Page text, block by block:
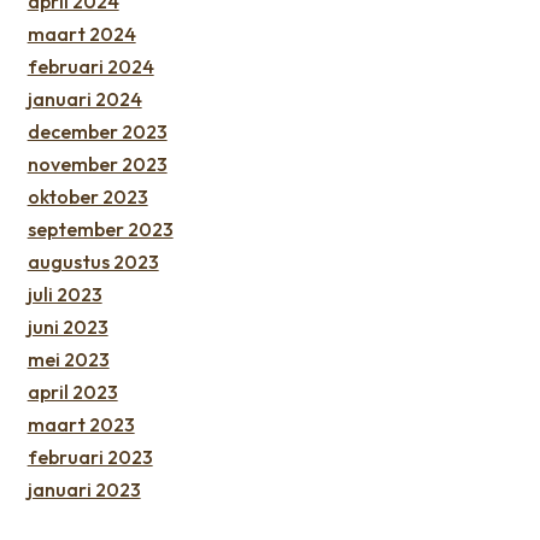
maart 2024
februari 2024
januari 2024
december 2023
november 2023
oktober 2023
september 2023
augustus 2023
juli 2023
juni 2023
mei 2023
april 2023
maart 2023
februari 2023
januari 2023